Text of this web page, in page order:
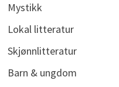
Mystikk
Lokal litteratur
Skjønnlitteratur
Barn & ungdom